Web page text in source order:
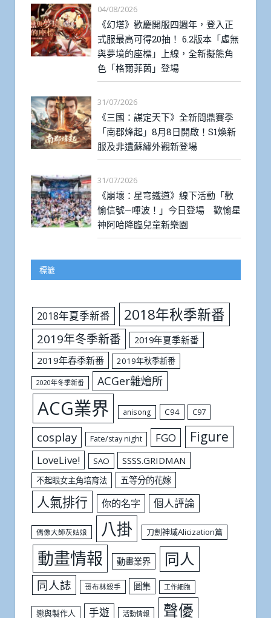
04/08/2026
《幻塔》歡慶開服四週年，登入正
式服最高可得20抽！ 6.2版本「虛無
與夢境的座標」上線，全新擬態角
色「格爾菲茵」登場
31/07/2026
《三國：謀定天下》全新問鼎賽季
「南郡烽起」8月8日開啟！S1煥新
服及非遺蘇繡外觀新登場
31/07/2026
《崩壞：星穹鐵道》線下活動「歡
愉信號—嗶波！」今日登場 歡愉星
神阿哈降臨兒童新樂園
標籤
2018年夏季新番 2018年秋季新番
2019年冬季新番
2019年夏季新番
2019年春季新番
2019年秋季新番
2020年冬季新番 ACGer雜燴所
ACG業界 anisong C94 C97
cosplay Fate/stay night FGO Figure
LoveLive! SAO SSSS.GRIDMAN
不起眼女主角培育法 五等分的花嫁
人氣排行 你的名字 個人評論
偶像大師灰姑娘 八掛 刀劍神域Alicization篇
動畫情報 動畫業界 同人
同人誌 哥布林殺手 圖集 工作細胞
戀與製作人 手遊 活動情報 聲優